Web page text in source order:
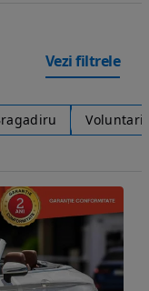
Vezi filtrele
Voluntari